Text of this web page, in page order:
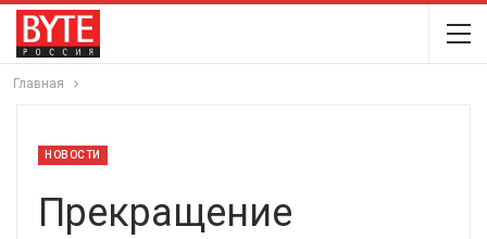
Главная
НОВОСТИ
Прекращение